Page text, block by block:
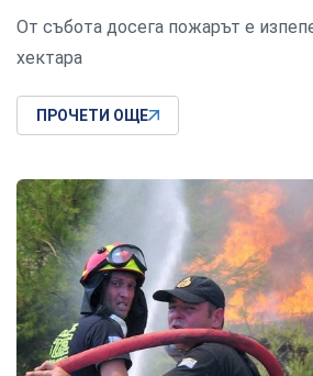
От събота досега пожарът е
хектара
ПРОЧЕТИ ОЩЕ